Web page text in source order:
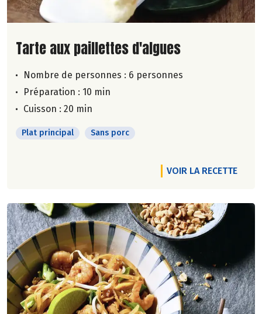
Lire la suite de la recette
Tarte aux paillettes d'algues
Nombre de personnes : 6 personnes
Préparation : 10 min
Cuisson : 20 min
Plat principal Sans porc
VOIR LA RECETTE